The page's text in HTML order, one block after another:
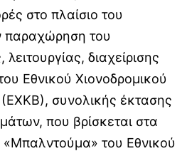
στο πλαίσιο του
παραχώρηση του
διαχείρισης
Εθνικού Χιονοδρομικού
(ΕΧΚΒ), συνολικής έκτασης
που βρίσκεται στα
«Μπαλντούμα» του Εθνικού